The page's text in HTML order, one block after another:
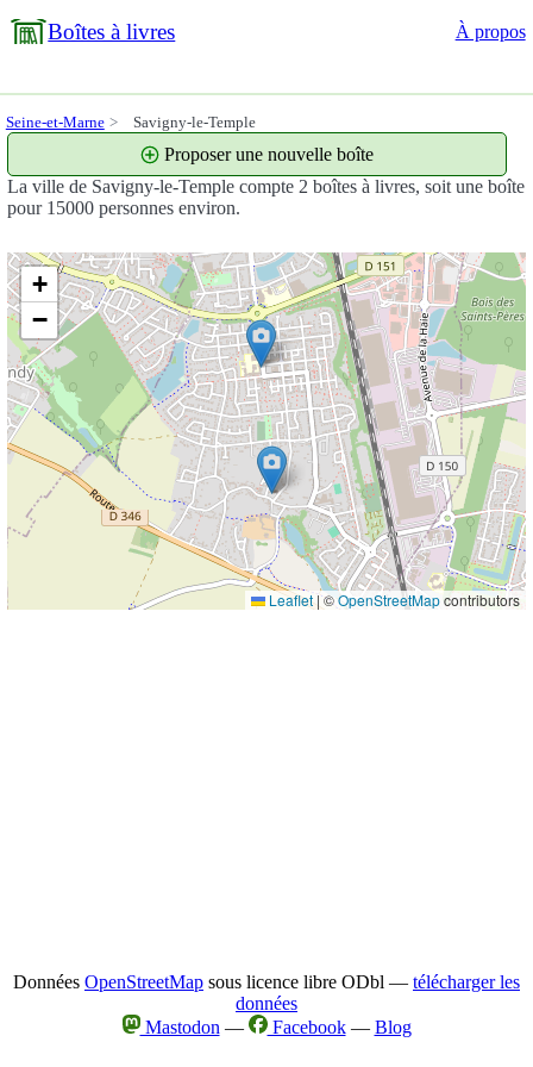
Boîtes à livres À propos
Seine-et-Marne Savigny-le-Temple
La ville de Savigny-le-Temple compte 2 boîtes à livres, soit une boîte
pour 15000 personnes environ.
Proposer une nouvelle boîte
+
−
Leaflet|©OpenStreetMapcontributors
Données OpenStreetMap sous licence libre ODbl — télécharger les
données
Mastodon — Facebook— Blog